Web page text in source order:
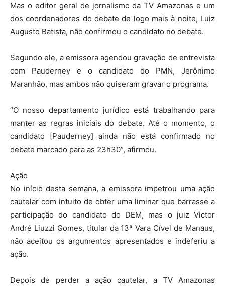
Mas o editor geral de jornalismo da TV Amazonas e um
dos coordenadores do debate de logo mais à noite, Luiz
Augusto Batista, não confirmou o candidato no debate.
Segundo ele, a emissora agendou gravação de entrevista
com Pauderney e o candidato do PMN, Jerônimo
Maranhão, mas ambos não quiseram gravar o programa.
“O nosso departamento jurídico está trabalhando para
manter as regras iniciais do debate. Até o momento, o
candidato [Pauderney] ainda não está confirmado no
debate marcado para as 23h30”, afirmou.
Ação
No início desta semana, a emissora impetrou uma ação
cautelar com intuito de obter uma liminar que barrasse a
participação do candidato do DEM, mas o juiz Victor
André Liuzzi Gomes, titular da 13ª Vara Cível de Manaus,
não aceitou os argumentos apresentados e indeferiu a
ação.
Depois de perder a ação cautelar, a TV Amazonas